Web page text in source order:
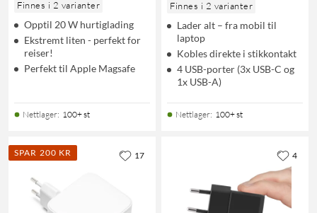
Finnes i 2 varianter
Opptil 20 W hurtiglading
Ekstremt liten - perfekt for
reiser!
Perfekt til Apple Magsafe
Nettlager: 100+ st
Finnes i 2 varianter
Lader alt – fra mobil til
laptop
Kobles direkte i stikkontakt
4 USB-porter (3x USB-C og
1x USB-A)
Nettlager: 100+ st
SPAR 200 KR 17 4